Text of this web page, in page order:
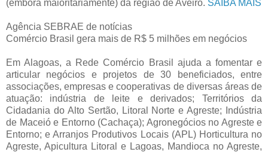
(embora maioritariamente) da região de Aveiro. SAIBA MAIS
Agência SEBRAE de notícias
Comércio Brasil gera mais de R$ 5 milhões em negócios
Em Alagoas, a Rede Comércio Brasil ajuda a fomentar e
articular negócios e projetos de 30 beneficiados, entre
associações, empresas e cooperativas de diversas áreas de
atuação: indústria de leite e derivados; Territórios da
Cidadania do Alto Sertão, Litoral Norte e Agreste; Indústria
de Maceió e Entorno (Cachaça); Agronegócios no Agreste e
Entorno; e Arranjos Produtivos Locais (APL) Horticultura no
Agreste, Apicultura Litoral e Lagoas, Mandioca no Agreste,